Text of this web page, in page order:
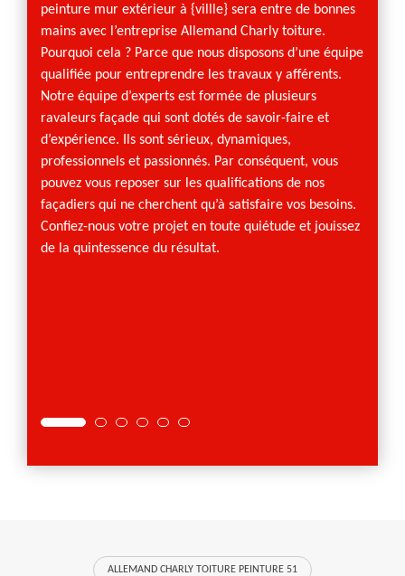
peinture mur extérieur à {villle} sera entre de bonnes
mains avec l’entreprise Allemand Charly toiture.
Pourquoi cela ? Parce que nous disposons d’une équipe
qualifiée pour entreprendre les travaux y afférents.
Notre équipe d’experts est formée de plusieurs
ravaleurs façade qui sont dotés de savoir-faire et
d’expérience. Ils sont sérieux, dynamiques,
professionnels et passionnés. Par conséquent, vous
pouvez vous reposer sur les qualifications de nos
façadiers qui ne cherchent qu’à satisfaire vos besoins.
Confiez-nous votre projet en toute quiétude et jouissez
de la quintessence du résultat.
ALLEMAND CHARLY TOITURE PEINTURE 51